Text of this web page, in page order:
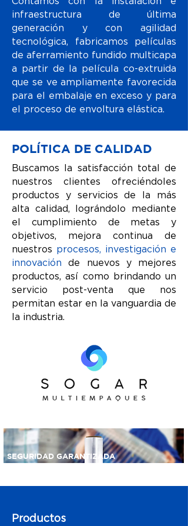
infraestructura de última
generación y con agilidad
tecnológica, fabricamos películas
de aferramiento fundido multicapa
a partir de la película co-extruida
que se ve ampliamente favorecida
para el embalaje en exceso y para
el proceso de envoltura elástica.
POLÍTICA DE CALIDAD
Buscamos la satisfacción total de
nuestros clientes ofreciéndoles
productos y servicios de la más
alta calidad, lográndolo mediante
el cumplimiento de metas y
objetivos, mejora continua de
nuestros procesos, investigación e
innovación de nuevos y mejores
productos, así como brindando un
servicio post-venta que nos
permitan estar en la vanguardia de
la industria.
SEGURIDAD GARANTIZADA
Productos